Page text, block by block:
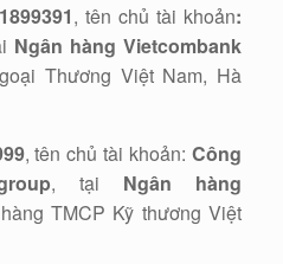
, tên chủ tài khoản:
Ngân hàng Vietcombank
Thương Việt Nam, Hà
, tên chủ tài khoản:Công
, tại Ngân hàng
TMCP Kỹ thương Việt